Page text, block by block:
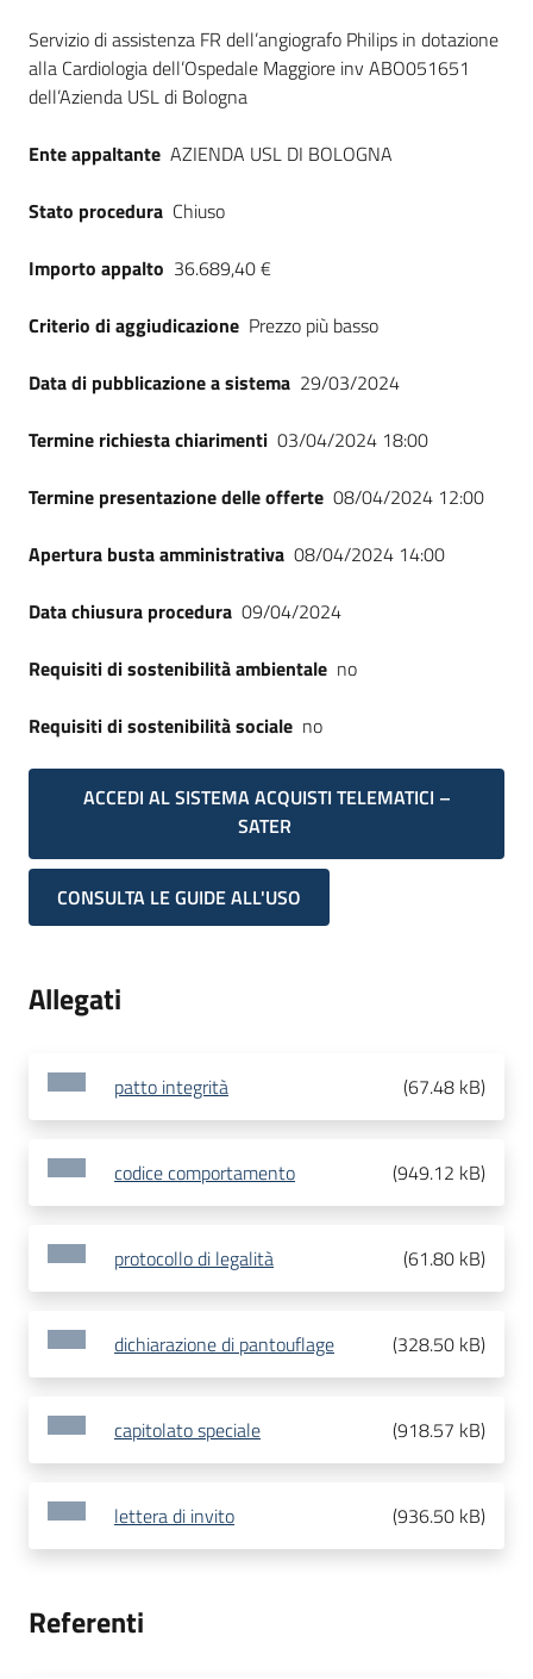
Dati del bando
Servizio di assistenza FR dell’angiografo Philips in dotazione
alla Cardiologia dell’Ospedale Maggiore inv ABO051651
dell’Azienda USL di Bologna
Ente appaltante AZIENDA USL DI BOLOGNA
Stato procedura Chiuso
Importo appalto 36.689,40 €
Criterio di aggiudicazione Prezzo più basso
Data di pubblicazione a sistema 29/03/2024
Termine richiesta chiarimenti 03/04/2024 18:00
Termine presentazione delle offerte 08/04/2024 12:00
Apertura busta amministrativa 08/04/2024 14:00
Data chiusura procedura 09/04/2024
Requisiti di sostenibilità ambientale no
Requisiti di sostenibilità sociale no
ACCEDI AL SISTEMA ACQUISTI TELEMATICI –
SATER
CONSULTA LE GUIDE ALL'USO
Allegati
patto integrità (67.48 kB)
codice comportamento (949.12 kB)
protocollo di legalità (61.80 kB)
dichiarazione di pantouflage (328.50 kB)
capitolato speciale (918.57 kB)
lettera di invito (936.50 kB)
Referenti